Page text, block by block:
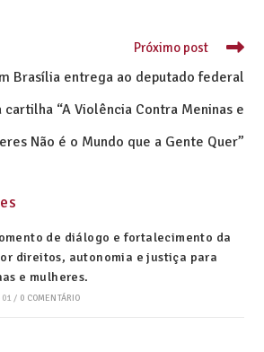
Próximo post
Brasília entrega ao deputado federal
cartilha “A Violência Contra Meninas e
Não é o Mundo que a Gente Quer”
de diálogo e fortalecimento da
direitos, autonomia e justiça para
e mulheres.
/ 0 COMENTÁRIO